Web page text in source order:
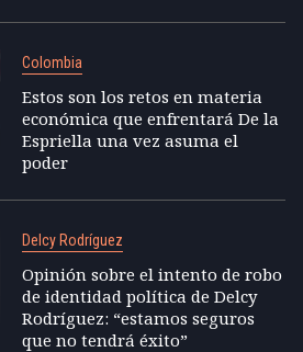
Colombia
Estos son los retos en materia
económica que enfrentará De la
Espriella una vez asuma el
poder
Delcy Rodríguez
Opinión sobre el intento de robo
de identidad política de Delcy
Rodríguez: “estamos seguros
que no tendrá éxito”